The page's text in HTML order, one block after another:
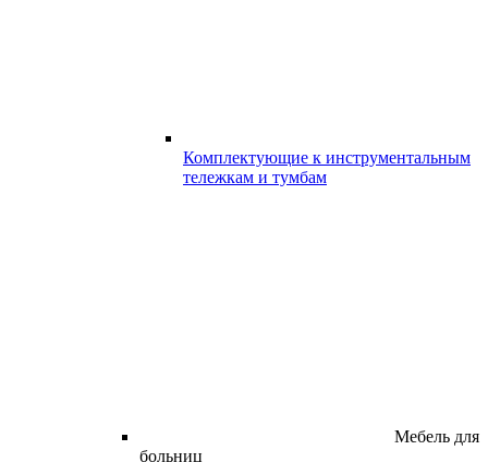
Комплектующие к инструментальным
тележкам и тумбам
Мебель для
больниц